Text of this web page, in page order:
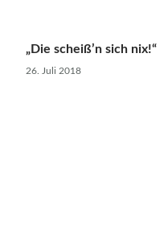
„Die scheiß’n sich nix!“
26. Juli 2018